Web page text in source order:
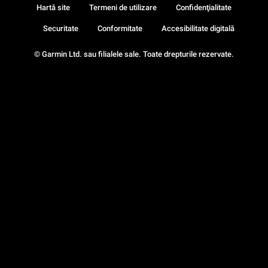
© Garmin Ltd. sau filialele sale. Toate drepturile rezervate.
Hartă site Termeni de utilizare Confidenţialitate
Securitate Conformitate Accesibilitate digitală